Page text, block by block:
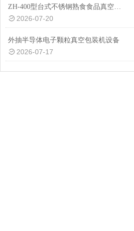
ZH-400型台式不锈钢熟食食品真空包装机设备
2026-07-20
外抽半导体电子颗粒真空包装机设备
2026-07-17